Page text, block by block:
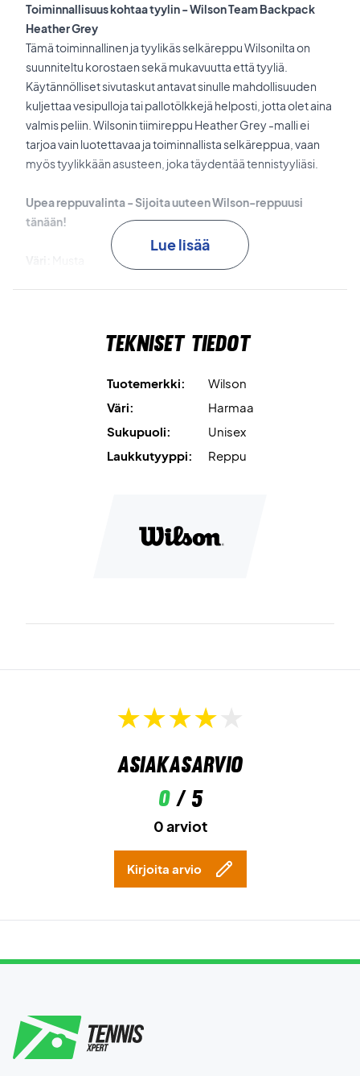
Toiminnallisuus kohtaa tyylin - Wilson Team Backpack
Heather Grey
Tämä toiminnallinen ja tyylikäs selkäreppu Wilsonilta on
suunniteltu korostaen sekä mukavuutta että tyyliä.
Käytännölliset sivutaskut antavat sinulle mahdollisuuden
kuljettaa vesipulloja tai pallotölkkejä helposti, jotta olet aina
valmis peliin. Wilsonin tiimireppu Heather Grey -malli ei
tarjoa vain luotettavaa ja toiminnallista selkäreppua, vaan
myös tyylikkään asusteen, joka täydentää tennistyyliäsi.
Upea reppuvalinta - Sijoita uuteen Wilson-reppuusi
tänään!
Lue lisää
Tekniset tiedot
Tuotemerkki:
Wilson
Väri:
Harmaa
Sukupuoli:
Unisex
Laukkutyyppi:
Reppu
Asiakasarvio
0/ 5
0 arviot
Kirjoita arvio